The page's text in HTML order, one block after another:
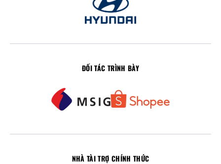
ĐỐI TÁC TRÌNH BÀY
NHÀ TÀI TRỢ CHÍNH THỨC